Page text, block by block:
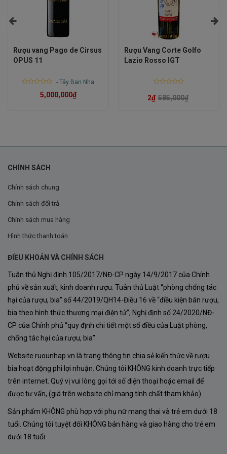
Chính sự tỉ mỉ trong từng công đoạn đã tạo nên một
chai vang mang tính nghệ thuật, vừa đậm chất truyền
thống, vừa toát lên phong cách hiện đại.
Đặc điểm nổi bật của Rượu Vang Capoforte
Arcorato
Màu sắc:
Rượu Vang Capoforte Arcoratomang sắcđỏ ruby
đậmvô cùng quyến rũ. Khi rót ra ly, ánh sáng phản
chiếu làm nổi bật độ trong trẻo nhưng cũng đầy
mạnh mẽ, gợi cảm giác vừa bí ẩn vừa sang trọng.
Đây là gam màu điển hình cho các dòng vang đỏ cao
cấp làm từ giống nho Aglianico.
Hương thơm:
Ngay khi khui chai, hương thơm bung tỏa mạnh mẽ
Rượu vang Pago de Cirsus
OPUS 11
- Tây Ban Nha
5,000,000₫
Rượu Vang Corte Golfo
Lazio Rosso IGT
0
out
585,000₫
2₫
CHÍNH SÁCH
Chính sách chung
Chính sách đổi trả
Chính sách mua hàng
Hình thức thanh toán
ĐIỀU KHOẢN VÀ CHÍNH SÁCH
Tuân thủ Nghị định 105/2017/NĐ-CP ngày 14/9/2017 của Chính
phủ về sản xuất, kinh doanh rượu. Tuân thủ Luật “phòng chống tác
hại của rượu, bia” số 44/2019/QH14-Điều 16 về “điều kiện bán rượu,
bia theo hình thức thương mại điện tử”; Nghị định số 24/2020/NĐ-
CP của Chính phủ “quy định chi tiết một số điều của Luật phòng,
chống tác hại của rượu, bia”.
Website ruounhap.vn là trang thông tin chia sẻ kiến thức về rượu
bia hoạt động phi lợi nhuận. Chúng tôi KHÔNG kinh doanh trực tiếp
trên internet. Quý vị vui lòng gọi tới số điện thoại hoặc email để
được tư vấn, (giá trên website chỉ mang tính chất tham khảo).
Sản phẩm KHÔNG phù hợp với phụ nữ mang thai và trẻ em dưới 18
tuổi. Chúng tôi tuyệt đối KHÔNG bán hàng và giao hàng cho trẻ em
dưới 18 tuổi.